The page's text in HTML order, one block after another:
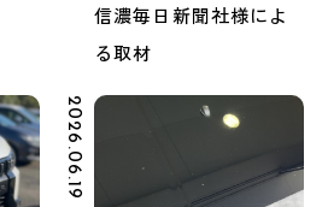
信濃毎日新聞社様によ
る取材
2026.06.19